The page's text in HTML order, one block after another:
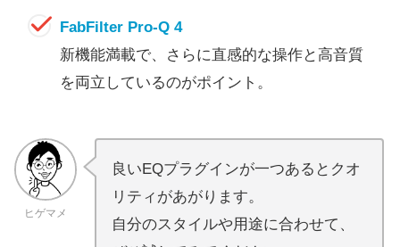
FabFilter Pro-Q 4
新機能満載で、さらに直感的な操作と高音質
を両立しているのがポイント。
ヒゲマメ
良いEQプラグインが一つあるとクオ
リティがあがります。
自分のスタイルや用途に合わせて、